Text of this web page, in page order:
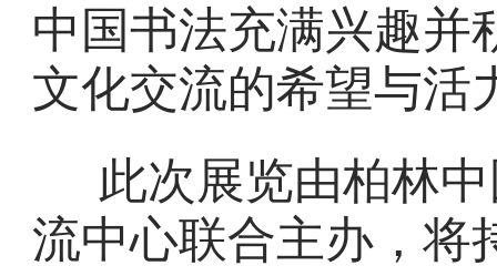
中国书法充满兴趣并
文化交流的希望与活
此次展览由柏林
流中心联合主办，将